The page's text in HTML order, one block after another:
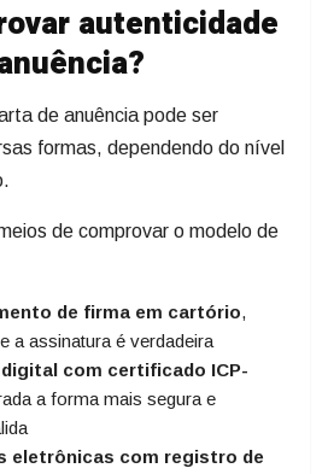
autenticidade
de anuência pode ser
formas, dependendo do nível
de comprovar o modelo de
de firma em cartório,
a assinatura é verdadeira
com certificado ICP-
a forma mais segura e
eletrônicas com registro de